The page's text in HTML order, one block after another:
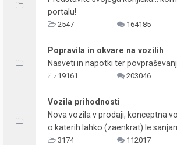
portalu!
2547 164185
Popravila in okvare na vozilih
Nasveti in napotki ter
19161 203046
Vozila prihodnosti
Nova vozila v prodaji, konceptna
o katerih lahko (zaenkrat) le
3174 112017